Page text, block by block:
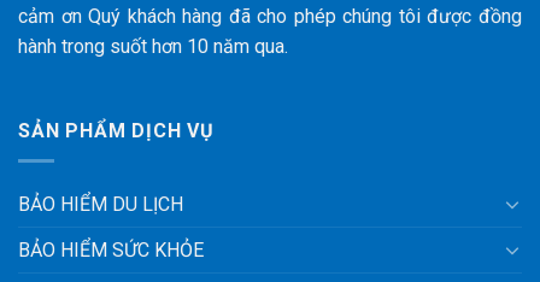
cảm ơn Quý khách hàng đã cho phép chúng tôi được đồng
hành trong suốt hơn 10 năm qua.
SẢN PHẨM DỊCH VỤ
BẢO HIỂM DU LỊCH
BẢO HIỂM SỨC KHỎE